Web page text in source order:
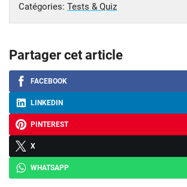
Catégories: Tests & Quiz
Partager cet article
FACEBOOK
LINKEDIN
PINTEREST
X
WHATSAPP